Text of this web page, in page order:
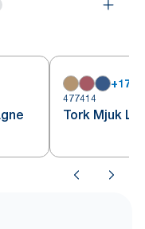
+17
477414
Tork Mjuk